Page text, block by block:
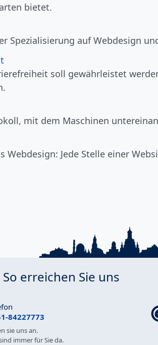
bietet.
Spezialisierung auf Webdesign
soll gewährleistet
mit dem Maschinen
Webdesign: Jede Stelle einer
erreichen Sie uns
84227773
sie uns an.
immer für Sie da.